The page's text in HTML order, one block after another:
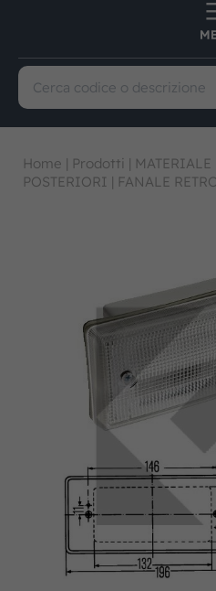
Home | Prodotti | MATERIALE
POSTERIORI | FANALE